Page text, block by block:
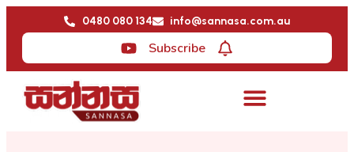
0480 080 134 info@sannasa.com.au
Subscribe